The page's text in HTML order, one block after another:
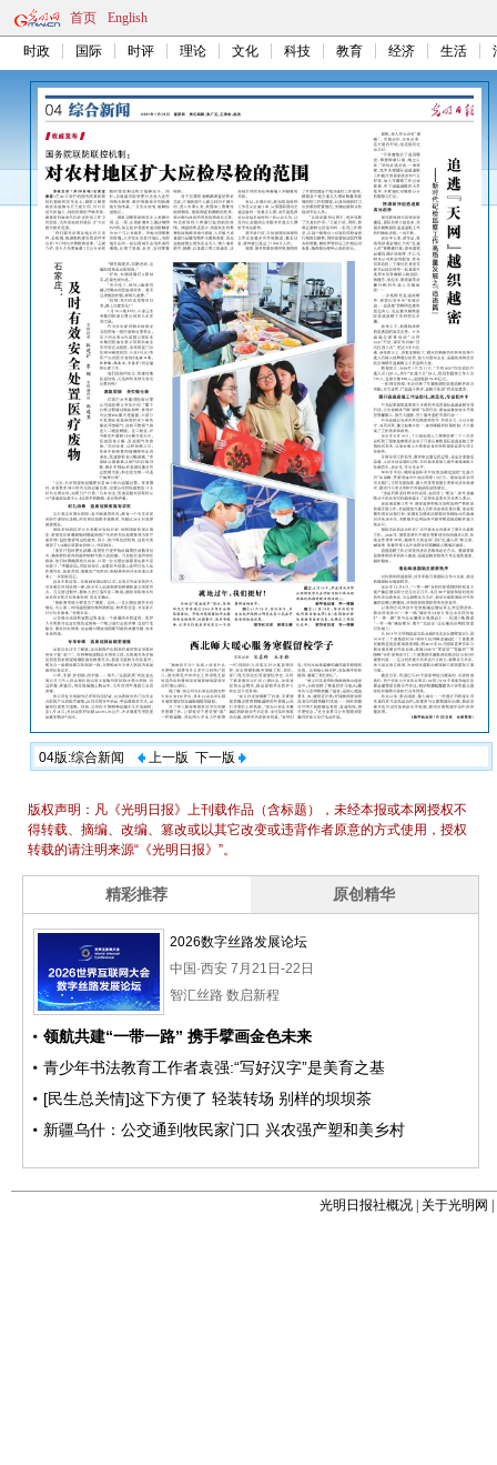
首页 English
时政 国际 时评 理论 文化 科技 教育 经济 生活
04版:综合新闻 上一版 下一版
光明日报社概况 关于光明网